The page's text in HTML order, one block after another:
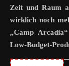
Zeit und Raum
wirklich noch
„Camp
Low-Budget-